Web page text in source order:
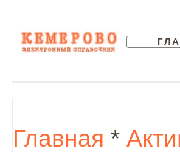
Главная *